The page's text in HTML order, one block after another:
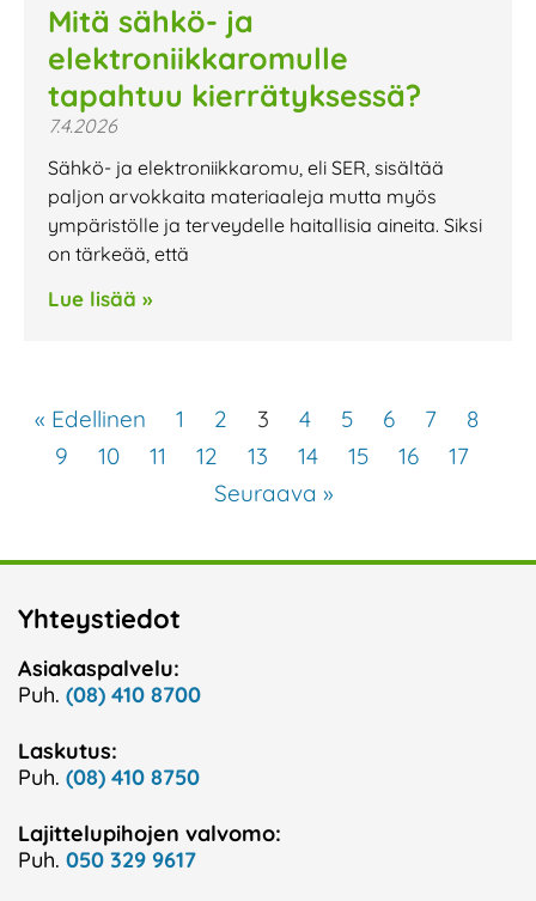
Mitä sähkö- ja
elektroniikkaromulle
tapahtuu kierrätyksessä?
7.4.2026
Sähkö- ja elektroniikkaromu, eli SER, sisältää
paljon arvokkaita materiaaleja mutta myös
ympäristölle ja terveydelle haitallisia aineita. Siksi
on tärkeää, että
Lue lisää »
« Edellinen 1 2 3 4 5 6 7
8
9
10 11 12 13 14 15 16
17
Seuraava »
Yhteystiedot
Asiakaspalvelu:
Puh. (08) 410 8700
Laskutus:
Puh. (08) 410 8750
Lajittelupihojen valvomo:
Puh. 050 329 9617